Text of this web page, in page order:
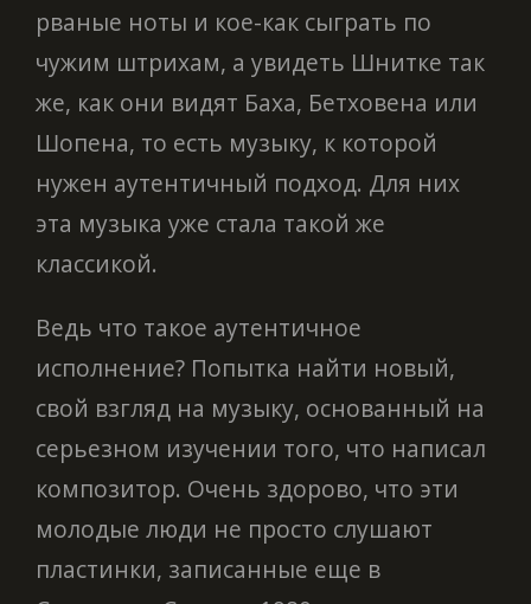
рваные ноты и кое-как сыграть по
чужим штрихам, а увидеть Шнитке так
же, как они видят Баха, Бетховена или
Шопена, то есть музыку, к которой
нужен аутентичный подход. Для них
эта музыка уже стала такой же
классикой.
Ведь что такое аутентичное
исполнение? Попытка найти новый,
свой взгляд на музыку, основанный на
серьезном изучении того, что написал
композитор. Очень здорово, что эти
молодые люди не просто слушают
пластинки, записанные еще в